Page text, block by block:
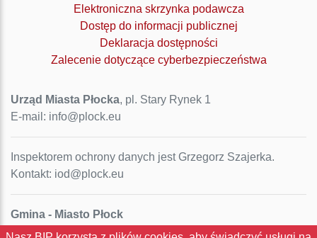
Elektroniczna skrzynka podawcza
Dostęp do informacji publicznej
Deklaracja dostępności
Zalecenie dotyczące cyberbezpieczeństwa
Urząd Miasta Płocka, pl. Stary Rynek 1
E-mail: info@plock.eu
Inspektorem ochrony danych jest Grzegorz Szajerka.
Kontakt: iod@plock.eu
Gmina - Miasto Płock
Pl. Stary Rynek 1